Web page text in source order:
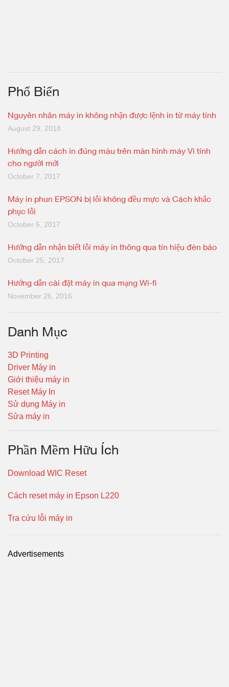
Phổ Biến
Nguyên nhân máy in không nhận được lệnh in từ máy tính
August 29, 2018
Hướng dẫn cách in đúng màu trên màn hình máy Vi tính
cho người mới
October 7, 2017
Máy in phun EPSON bị lỗi không đều mực và Cách khắc
phục lỗi
October 5, 2017
Hướng dẫn nhận biết lỗi máy in thông qua tín hiệu đèn báo
October 25, 2017
Hướng dẫn cài đặt máy in qua mạng Wi-fi
November 26, 2016
Danh Mục
3D Printing
Driver Máy in
Giới thiệu máy in
Reset Máy In
Sử dụng Máy in
Sửa máy in
Phần Mềm Hữu Ích
Download WIC Reset
Cách reset máy in Epson L220
Tra cứu lỗi máy in
Advertisements